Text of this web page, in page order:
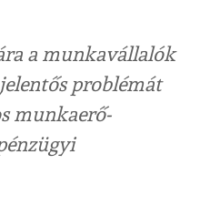
a munkavállalók
problémát
munkaerő-